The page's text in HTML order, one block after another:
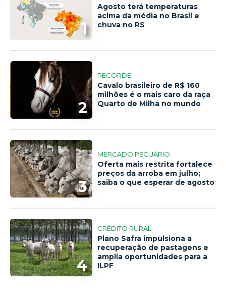
1
Agosto terá temperaturas
acima da média no Brasil e
chuva no RS
2
RECORDE
Cavalo brasileiro de R$ 160
milhões é o mais caro da raça
Quarto de Milha no mundo
3
MERCADO PECUÁRIO
Oferta mais restrita fortalece
preços da arroba em julho;
saiba o que esperar de agosto
4
CRÉDITO RURAL
Plano Safra impulsiona a
recuperação de pastagens e
amplia oportunidades para a
ILPF